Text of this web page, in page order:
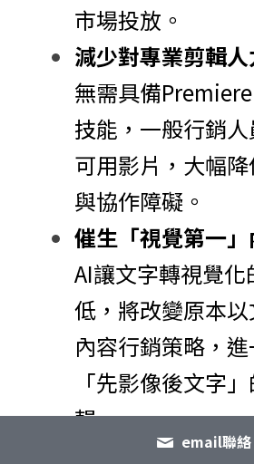
市場投放。
減少對專業剪輯人
無需具備
技能，一般行銷
可用影片，大幅
與協作障礙。
催生「視覺第一」
AI讓文字轉視覺化
低，將改變原本
內容行銷策略，
「先影像後文字
輯。
email聯絡